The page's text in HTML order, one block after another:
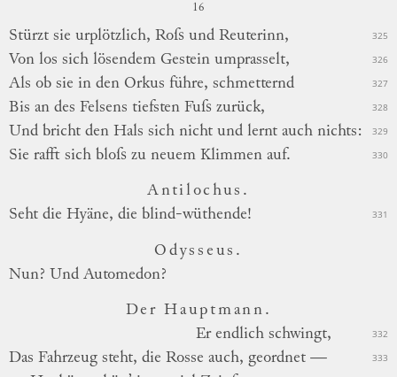
16
Stürzt sie urplötzlich, Roſs und Reuterinn, 325
Von los sich lösendem Gestein umprasselt, 326
Als ob sie in den Orkus führe, schmetternd 327
Bis an des Felsens tiefsten Fuſs zurück, 328
Und bricht den Hals sich nicht und lernt auch nichts: 329
Sie rafft sich bloſs zu neuem Klimmen auf. 330
Antilochus.
Seht die Hyäne, die blind-wüthende!
331
Odysseus.
Nun? Und Automedon?
Der Hauptmann.
Erendlich schwingt, 332
Das Fahrzeug steht, die Rosse auch, geordnet — 333